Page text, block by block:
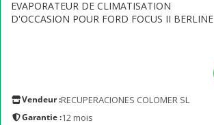
EVAPORATEUR DE CLIMATISATION
D'OCCASION POUR FORD FOCUS II BERLINE
Vendeur :RECUPERACIONES COLOMER SL
Garantie :12 mois